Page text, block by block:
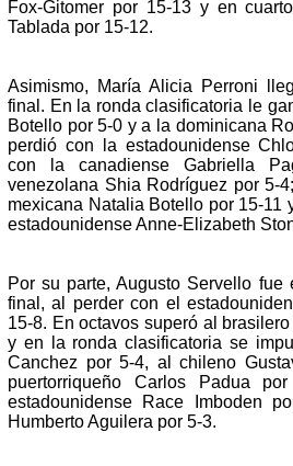
Fox-Gitomer por 15-13 y en
Tablada por 15-12.
Asimismo, María Alicia Perroni
final. En la ronda clasificatoria le
Botello por 5-0 y a la dominicana
perdió con la estadounidense
con la canadiense Gabriella
venezolana Shia Rodríguez por 5-
mexicana Natalia Botello por 15-11
estadounidense Anne-Elizabeth
Por su parte, Augusto Servello fue
final, al perder con el
15-8. En octavos superó al
y en la ronda clasificatoria se
Canchez por 5-4, al chileno
puertorriqueño Carlos Padua
estadounidense Race Imboden
Humberto Aguilera por 5-3.